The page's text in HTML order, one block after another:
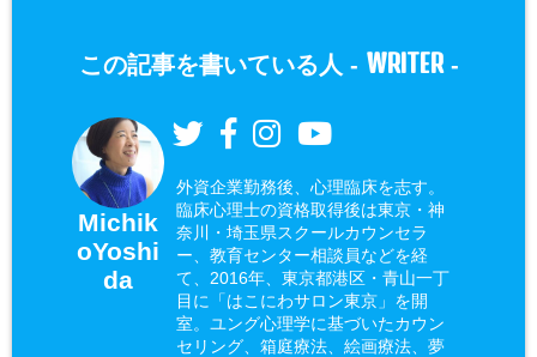
この記事を書いている人 - WRITER-
Michik
oYoshi
da
外資企業勤務後、心理臨床を志す。
臨床心理士の資格取得後は東京・神
奈川・埼玉県スクールカウンセラ
ー、教育センター相談員などを経
て、2016年、東京都港区・青山一丁
目に「はこにわサロン東京」を開
室。ユング心理学に基づいたカウン
セリング、箱庭療法、絵画療法、夢